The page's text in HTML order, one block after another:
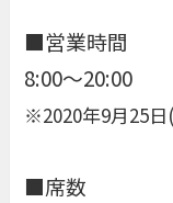
■営業時間
8:00〜20:00
※2020年9月25日
■席数